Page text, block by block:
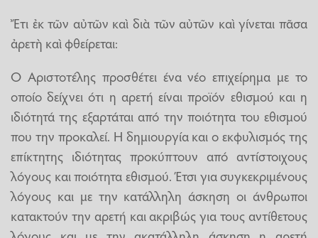
Ἔτι ἐκ τῶν αὐτῶν καὶ διὰ τῶν αὐτῶν καὶ γίνεται πᾶσα
ἀρετὴ καὶ φθείρεται:
Ο Αριστοτέλης προσθέτει ένα νέο επιχείρημα με το
οποίο δείχνει ότι η αρετή είναι προϊόν εθισμού και η
ιδιότητά της εξαρτάται από την ποιότητα του εθισμού
που την προκαλεί. Η δημιουργία και ο εκφυλισμός της
επίκτητης ιδιότητας προκύπτουν από αντίστοιχους
λόγους και ποιότητα εθισμού. Έτσι για συγκεκριμένους
λόγους και με την κατάλληλη άσκηση οι άνθρωποι
κατακτούν την αρετή και ακριβώς για τους αντίθετους